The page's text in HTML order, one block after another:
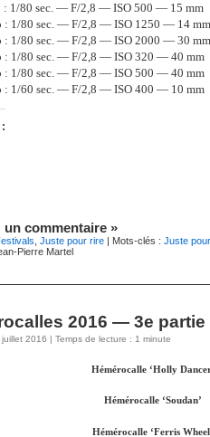
: 1/80 sec. — F/2,8 — ISO 500 — 15 mm
: 1/80 sec. — F/2,8 — ISO 1250 — 14 mm
: 1/80 sec. — F/2,8 — ISO 2000 — 30 mm
: 1/80 sec. — F/2,8 — ISO 320 — 40 mm
: 1/80 sec. — F/2,8 — ISO 500 — 40 mm
: 1/60 sec. — F/2,8 — ISO 400 — 10 mm
un commentaire »
Juste pour rire | Mots-clés : Juste
Pierre Martel
2016 — 3e partie
2016 | Temps de lecture : 1 minute
Hémérocalle ‘Holly
Hémérocalle ‘Soudan’
Hémérocalle ‘Ferris